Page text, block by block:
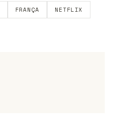
FRANÇA NETFLIX